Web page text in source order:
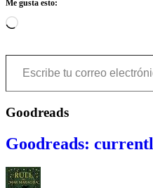
Me gusta esto:
Cargando...
Escribe tu correo electrónico…
Goodreads
Goodreads: